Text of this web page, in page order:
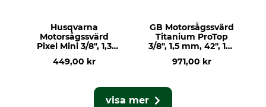
Husqvarna
Motorsågssvärd
Pixel Mini 3/8", 1,3
mm, 14", 52 DL
449,00 kr
GB Motorsågssvärd
Titanium ProTop
3/8", 1,5 mm, 42", 135
971,00 kr
visa mer